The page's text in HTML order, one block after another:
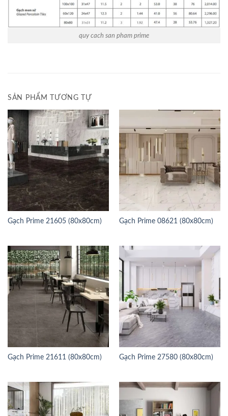
quy cach san pham prime
SẢN PHẨM TƯƠNG TỰ
Gạch Prime 21605 (80x80cm) Gạch Prime 08621 (80x80cm)
Gạch Prime 21611 (80x80cm) Gạch Prime 27580 (80x80cm)